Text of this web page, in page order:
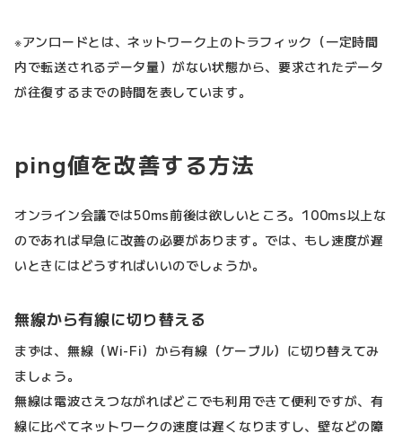
※アンロードとは、ネットワーク上のトラフィック（一定時間
内で転送されるデータ量）がない状態から、要求されたデータ
が往復するまでの時間を表しています。
ping値を改善する方法
オンライン会議では50ms前後は欲しいところ。100ms以上な
のであれば早急に改善の必要があります。では、もし速度が遅
いときにはどうすればいいのでしょうか。
無線から有線に切り替える
まずは、無線（Wi-Fi）から有線（ケーブル）に切り替えてみ
ましょう。
無線は電波さえつながればどこでも利用できて便利ですが、有
線に比べてネットワークの速度は遅くなりますし、壁などの障